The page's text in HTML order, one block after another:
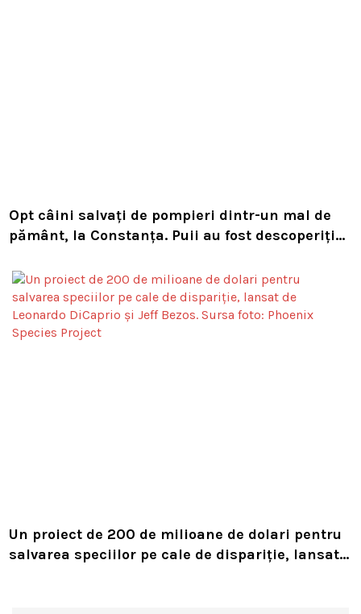
Opt câini salvați de pompieri dintr-un mal de
pământ, la Constanța. Puii au fost descoperiți
Un proiect de 200 de milioane de dolari pentru
salvarea speciilor pe cale de dispariție, lansat